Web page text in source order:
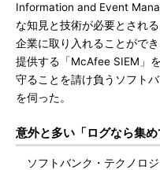
Information and Event
な知見と技術が必要とされ
企業に取り入れることがで
提供する「McAfee SIEM」
守ることを請け負うソフト
を伺った。
意外と多い「ログなら集
ソフトバンク・テクノロ